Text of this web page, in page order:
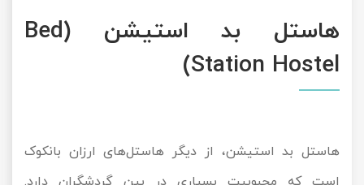
هاستل بد استیشن (Bed
Station Hostel)
هاستل بد استیشن، از دیگر هاستل‌های ارزان بانکوک